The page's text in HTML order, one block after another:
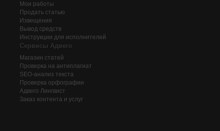
Мои работы
Продать статью
Извещения
Вывод средств
Инструкции для исполнителей
Сервисы Адвего
Магазин статей
Проверка на антиплагиат
SEO-анализ текста
Проверка орфографии
Адвего Лингвист
Заказ контента и услуг